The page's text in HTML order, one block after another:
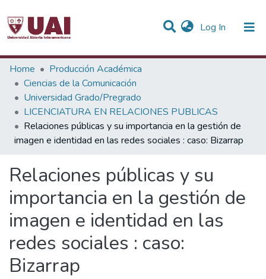
Log In (current)
Statistics
Communities & Collections
All of DSpace
Home
Producción Académica
Ciencias de la Comunicación
Universidad Grado/Pregrado
LICENCIATURA EN RELACIONES PUBLICAS
Relaciones públicas y su importancia en la gestión de
imagen e identidad en las redes sociales : caso: Bizarrap
Relaciones públicas y su
importancia en la gestión de
imagen e identidad en las
redes sociales : caso:
Bizarrap